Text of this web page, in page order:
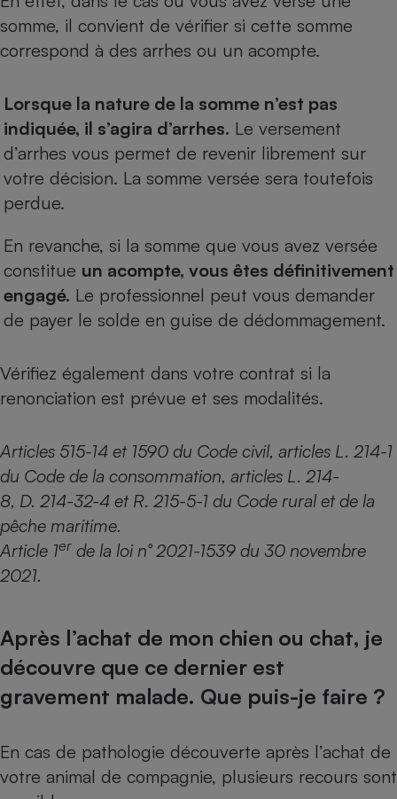
somme, il convient de vérifier si cette somme
correspond à des arrhes ou un acompte.
Lorsque la nature de la somme n’est pas
indiquée, il s’agira d’arrhes. Le versement
d’arrhes vous permet de revenir librement sur
votre décision. La somme versée sera toutefois
perdue.
En revanche, si la somme que vous avez versée
constitue un acompte, vous êtes définitivement
engagé. Le professionnel peut vous demander
de payer le solde en guise de dédommagement.
Vérifiez également dans votre contrat si la
renonciation est prévue et ses modalités.
Articles 515-14 et 1590 du Code civil, articles L. 214-1
du Code de la consommation, articles L. 214-
8, D. 214-32-4 et R. 215-5-1 du Code rural et de la
pêche maritime.
Article 1er de la loi n° 2021-1539 du 30 novembre
2021.
Après l’achat de mon chien ou chat, je
découvre que ce dernier est
gravement malade. Que puis-je faire ?
En cas de pathologie découverte après l’achat de
votre animal de compagnie, plusieurs recours sont